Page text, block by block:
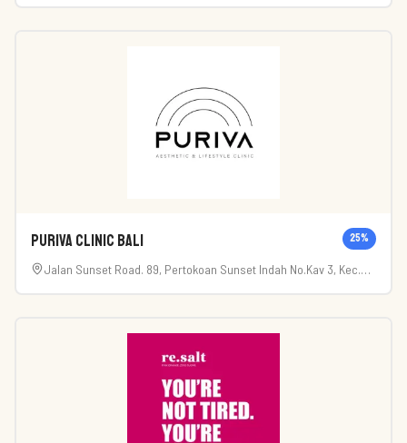
Puriva Clinic Bali 25%
Jalan Sunset Road. 89, Pertokoan Sunset Indah No.Kav 3, Kec.